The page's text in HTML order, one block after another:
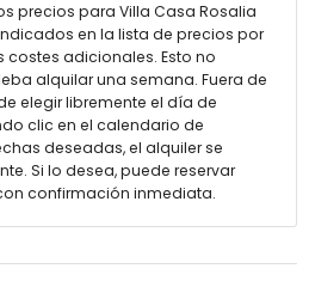
por 160 cm) y baño en suite
tamaño queen (200 por 160 cm),
suite
queen (200 por 160 cm) y
y cama tamaño queen
con 2 camas individuales (200 por
Los precios para Villa Casa Rosalia
en la lista de precios por
adicionales. Esto no
alquilar una semana. Fuera de
elegir libremente el día de
clic en el calendario de
deseadas, el alquiler se
Si lo desea, puede reservar
confirmación inmediata.